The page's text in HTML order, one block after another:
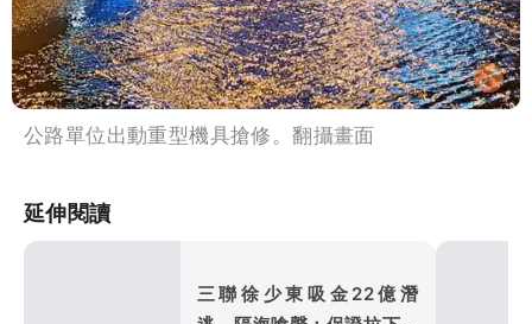
公路單位出動重型機具搶修。翻攝畫面
延伸閱讀
三聯徐少東吸金22億潛